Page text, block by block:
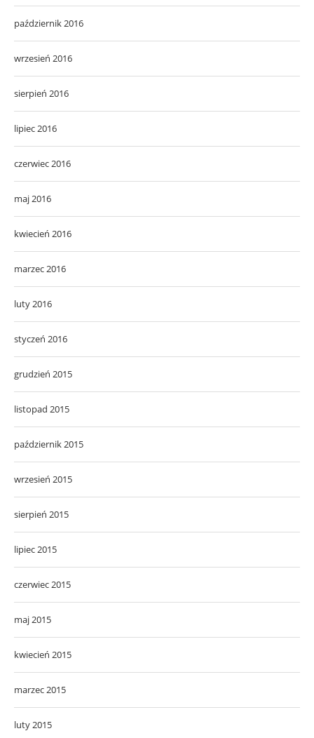
październik 2016
wrzesień 2016
sierpień 2016
lipiec 2016
czerwiec 2016
maj 2016
kwiecień 2016
marzec 2016
luty 2016
styczeń 2016
grudzień 2015
listopad 2015
październik 2015
wrzesień 2015
sierpień 2015
lipiec 2015
czerwiec 2015
maj 2015
kwiecień 2015
marzec 2015
luty 2015